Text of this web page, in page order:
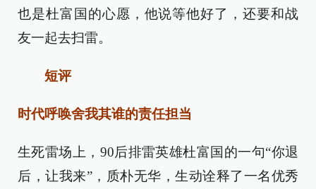
也是杜富国的心愿，他说等他好了，还要和战
友一起去扫雷。
短评
时代呼唤舍我其谁的责任担当
生死雷场上，90后排雷英雄杜富国的一句“你退
后，让我来”，质朴无华，生动诠释了一名优秀